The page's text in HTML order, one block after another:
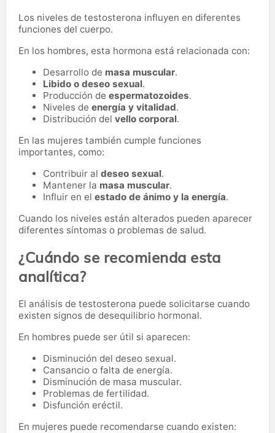
Los niveles de testosterona influyen en diferentes
funciones del cuerpo.
En los hombres, esta hormona está relacionada con:
Desarrollo de masa muscular.
Libido o deseo sexual.
Producción de espermatozoides.
Niveles de energía y vitalidad.
Distribución del vello corporal.
En las mujeres también cumple funciones
importantes, como:
Contribuir al deseo sexual.
Mantener la masa muscular.
Influir en el estado de ánimo y la energía.
Cuando los niveles están alterados pueden aparecer
diferentes síntomas o problemas de salud.
¿Cuándo se recomienda esta
analítica?
El análisis de testosterona puede solicitarse cuando
existen signos de desequilibrio hormonal.
En hombres puede ser útil si aparecen:
Disminución del deseo sexual.
Cansancio o falta de energía.
Disminución de masa muscular.
Problemas de fertilidad.
Disfunción eréctil.
En mujeres puede recomendarse cuando existen: